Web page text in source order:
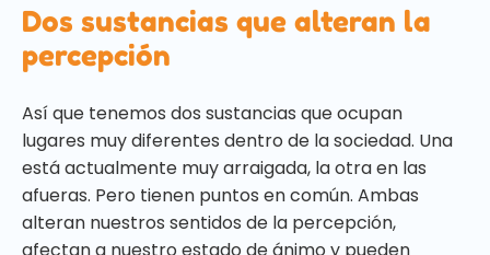
Dos sustancias que alteran la
percepción
Así que tenemos dos sustancias que ocupan
lugares muy diferentes dentro de la sociedad. Una
está actualmente muy arraigada, la otra en las
afueras. Pero tienen puntos en común. Ambas
alteran nuestros sentidos de la percepción,
afectan a nuestro estado de ánimo y pueden